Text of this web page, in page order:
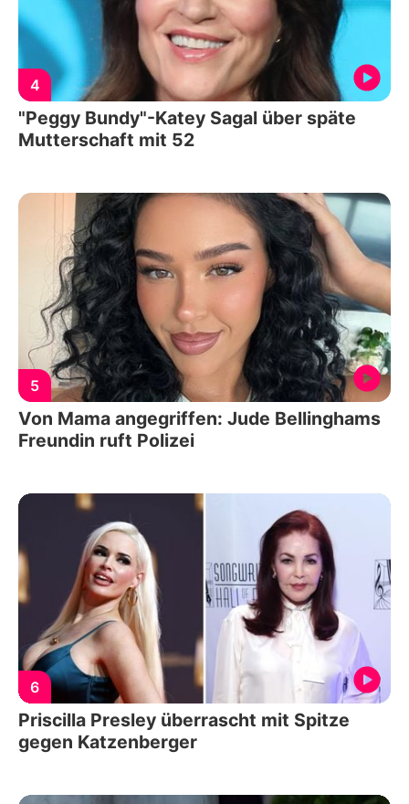
4
"Peggy Bundy"-Katey Sagal über späte
Mutterschaft mit 52
5
Von Mama angegriffen: Jude Bellinghams
Freundin ruft Polizei
6
Priscilla Presley überrascht mit Spitze
gegen Katzenberger